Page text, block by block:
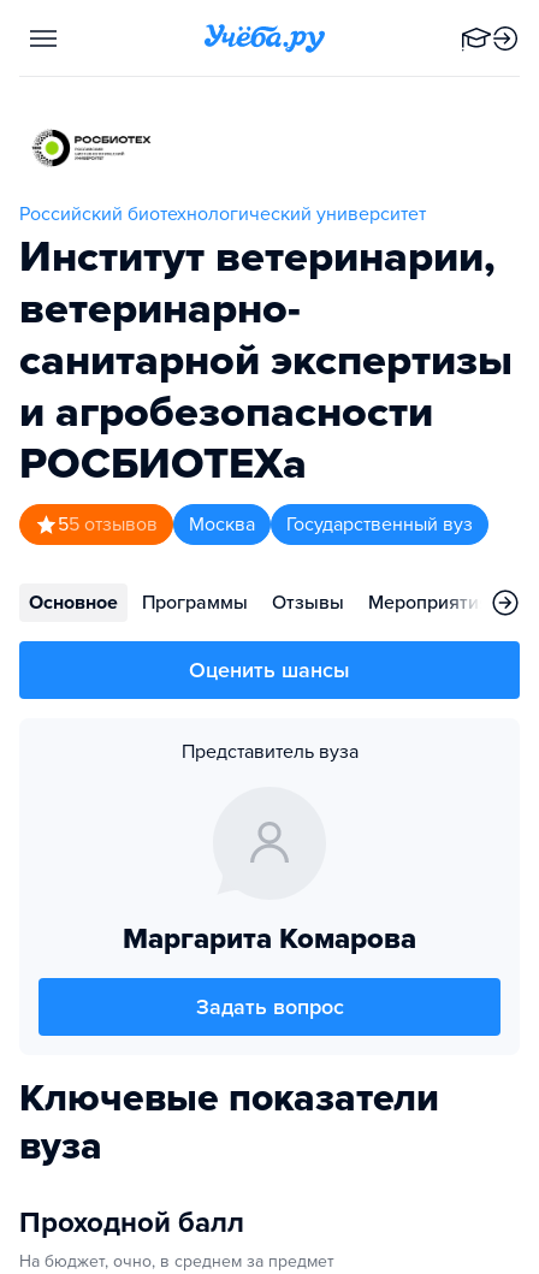
Российский биотехнологический университет
Институт ветеринарии,
ветеринарно-
санитарной экспертизы
и агробезопасности
РОСБИОТЕХа
55 отзывов Москва Государственный вуз
Основное Программы Отзывы Мероприятия
Оценить шансы
Представитель вуза
Маргарита Комарова
Задать вопрос
Ключевые показатели
вуза
Проходной балл
На бюджет, очно, в среднем за предмет